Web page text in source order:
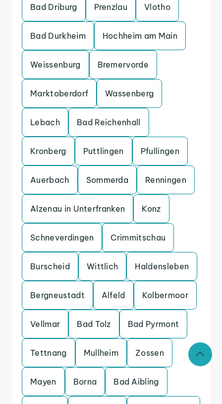
Bad Driburg Prenzlau Vlotho
Bad Durkheim Hochheim am Main
Weissenburg Bremervorde
Marktoberdorf Wassenberg
Lebach Bad Reichenhall
Kronberg Puttlingen Pfullingen
Auerbach Sommerda Renningen
Alzenau in Unterfranken Konz
Schneverdingen Crimmitschau
Burscheid Wittlich Haldensleben
Bergneustadt Alfeld Kolbermoor
Vellmar Bad Tolz Bad Pyrmont
Tettnang Mullheim Zossen
Mayen Borna Bad Aibling